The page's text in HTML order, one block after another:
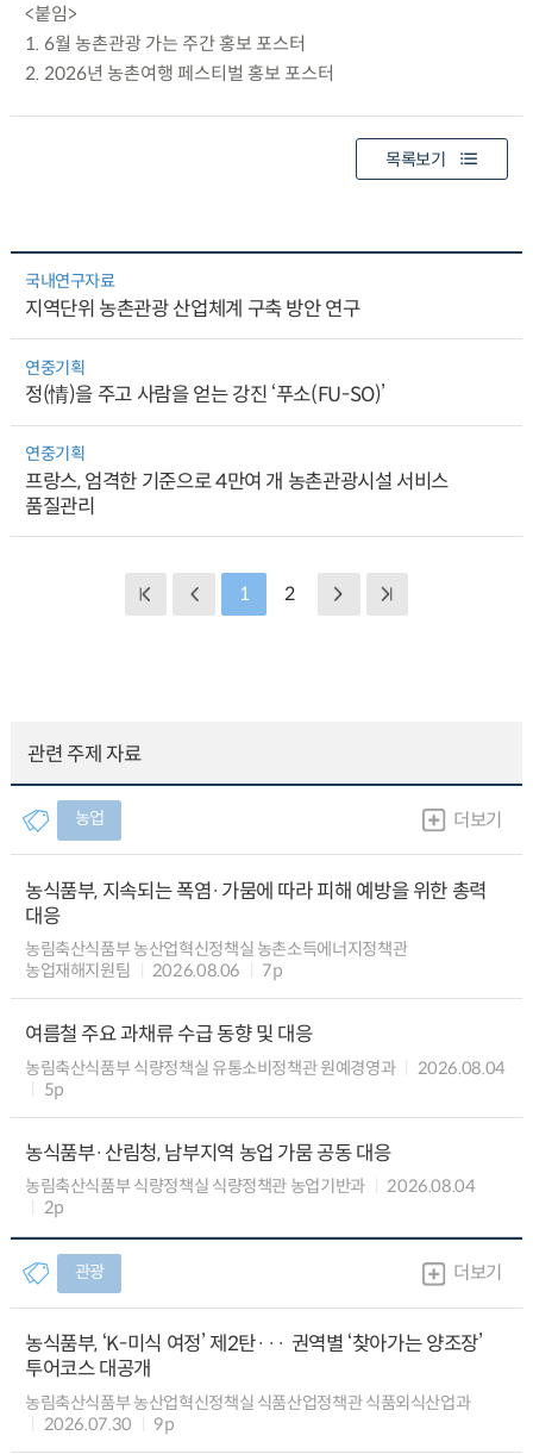
<붙임>
1. 6월 농촌관광 가는 주간 홍보 포스터
2. 2026년 농촌여행 페스티벌 홍보 포스터
목록보기
국내연구자료
지역단위 농촌관광 산업체계 구축 방안 연구
연중기획
정(情)을 주고 사람을 얻는 강진 ‘푸소(FU-SO)’
연중기획
프랑스, 엄격한 기준으로 4만여 개 농촌관광시설 서비스
품질관리
1 2
관련 주제 자료
농업 더보기
농식품부, 지속되는 폭염·가뭄에 따라 피해 예방을 위한 총력
대응
농림축산식품부 농산업혁신정책실 농촌소득에너지정책관
농업재해지원팀
2026.08.06 7p
여름철 주요 과채류 수급 동향 및 대응
농림축산식품부 식량정책실 유통소비정책관 원예경영과
2026.08.04
5p
농식품부·산림청, 남부지역 농업 가뭄 공동 대응
농림축산식품부 식량정책실 식량정책관 농업기반과
2026.08.04
2p
관광 더보기
농식품부, ‘K-미식 여정’ 제2탄··· 권역별 ‘찾아가는 양조장’
투어코스 대공개
농림축산식품부 농산업혁신정책실 식품산업정책관 식품외식산업과
2026.07.30
9p